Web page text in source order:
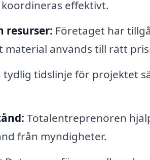
effektivt.
resurser: Företaget har
material används till rätt
tydlig tidslinje för projektet
Totalentreprenören
från myndigheter.